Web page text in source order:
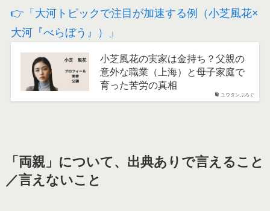
👉「大河トピックで注目が加速する例（小芝風花×
大河『べらぼう』）」
ユウタンぶろぐ
小芝風花の実家は金持ち？父親の
意外な職業（上海）と母子家庭で
育った苦労の真相
「両親」について、出典ありで言えること
／言えないこと